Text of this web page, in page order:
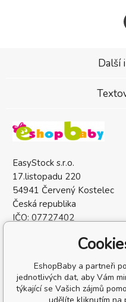
EasyStock s.r.o.
17.listopadu 220
54941 Červený Kostelec
Česká republika
IČO: 07727402
Další
EshopBaby a partneři
jednotlivých dat, aby Vám
týkající se Vašich zájmů